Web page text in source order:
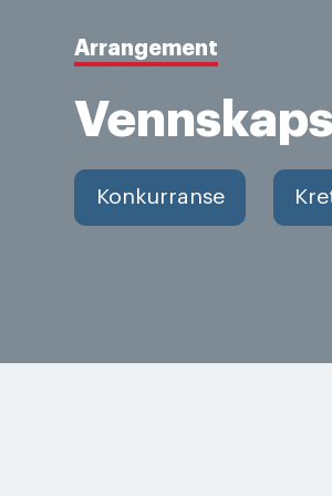
Arrangement
Konkurranse